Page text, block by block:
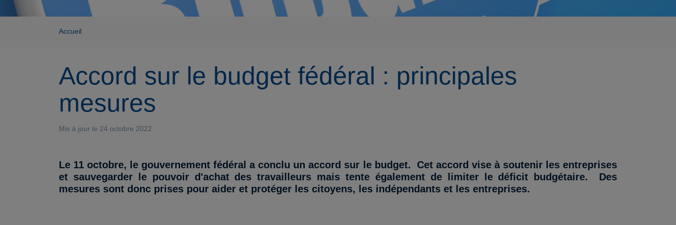
Accueil
Accord sur le budget fédéral : principales
mesures
Mis à jour le 24 octobre 2022
Le 11 octobre, le gouvernement fédéral a conclu un accord sur le budget. Cet accord vise à soutenir les entreprises
et sauvegarder le pouvoir d'achat des travailleurs mais tente également de limiter le déficit budgétaire. Des
mesures sont donc prises pour aider et protéger les citoyens, les indépendants et les entreprises.